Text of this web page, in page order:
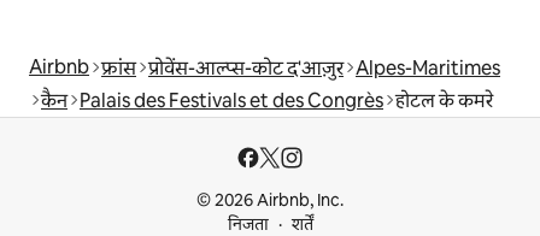
Airbnb फ्रांस प्रोवेंस-आल्प्स-कोट द'आज़ुर Alpes-Maritimes
कैन Palais des Festivals et des Congrès होटल के कमरे
© 2026 Airbnb, Inc.
निजता
शर्तें